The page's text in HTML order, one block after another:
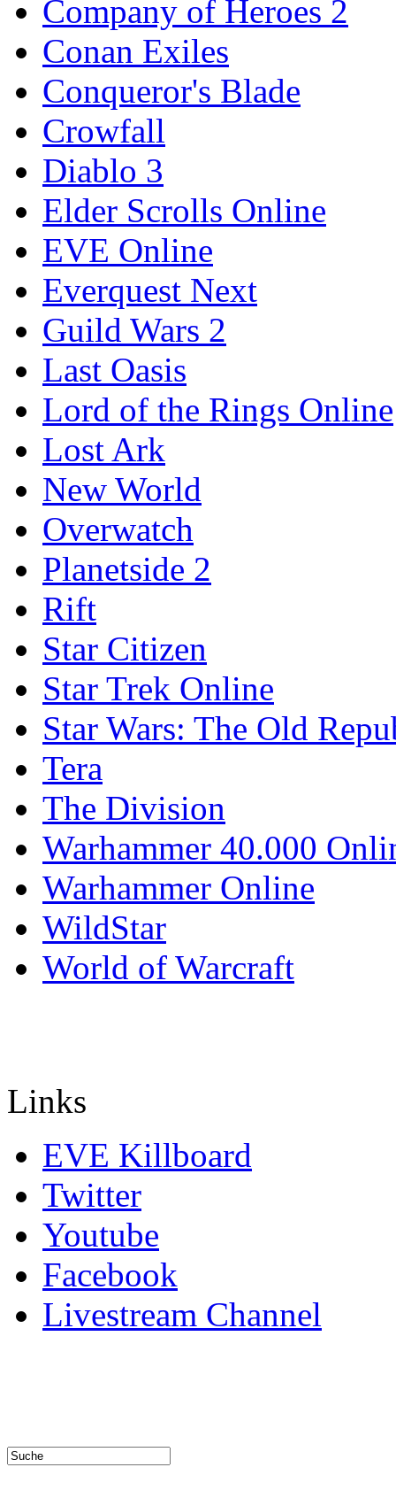
Company of Heroes 2
Conan Exiles
Conqueror's Blade
Crowfall
Diablo 3
Elder Scrolls Online
EVE Online
Everquest Next
Guild Wars 2
Last Oasis
Lord of the Rings Online
Lost Ark
New World
Overwatch
Planetside 2
Rift
Star Citizen
Star Trek Online
Star Wars: The Old
Tera
The Division
Warhammer 40.000
Warhammer Online
WildStar
World of Warcraft
Links
EVE Killboard
Twitter
Youtube
Facebook
Livestream Channel